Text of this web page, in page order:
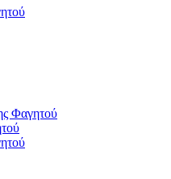
Φαγητού